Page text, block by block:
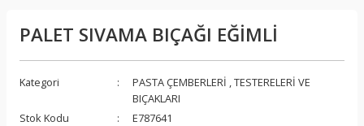
PALET SIVAMA BIÇAĞI EĞİMLİ
Kategori
PASTA ÇEMBERLERİ , TESTERELERİ VE
BIÇAKLARI
Stok Kodu
E787641